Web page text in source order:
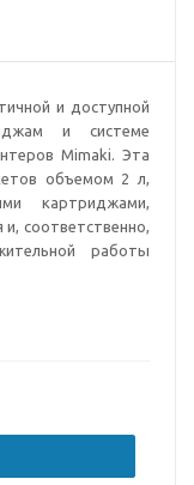
и доступной
и системе
Mimaki. Эта
объемом 2 л,
картриджами,
соответственно,
работы